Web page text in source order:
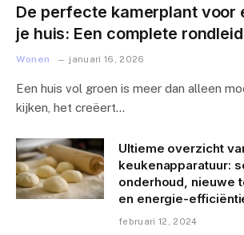
De perfecte kamerplant voor
je huis: Een complete
Wonen januari 16, 2026
Een huis vol groen is meer dan alleen
kijken, het creëert…
Ultieme overzicht
keukenapparatuur:
onderhoud, nieuwe
en energie-
februari 12, 2024